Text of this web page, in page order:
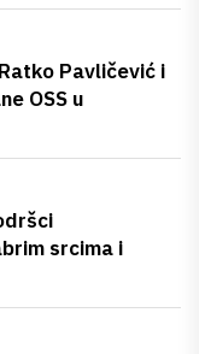
Pavličević i
OSS u
srcima i